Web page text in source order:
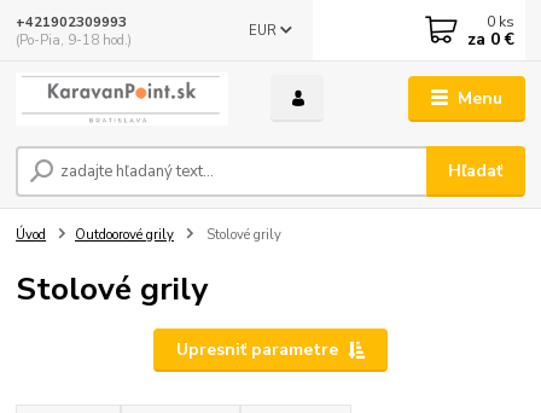
Menu
EUR
Hľadať
+421902309993
(Po-Pia, 9-18 hod.)
0 ks
za 0 €
Úvod Outdoorové grily Stolové grily
Stolové grily
Upresniť parametre